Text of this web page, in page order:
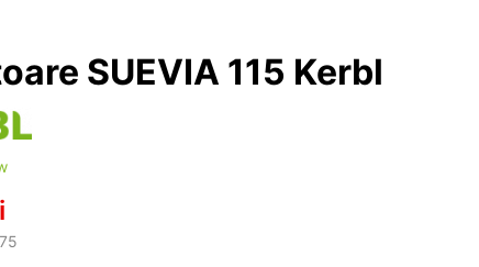
SUEVIA 115 Kerbl